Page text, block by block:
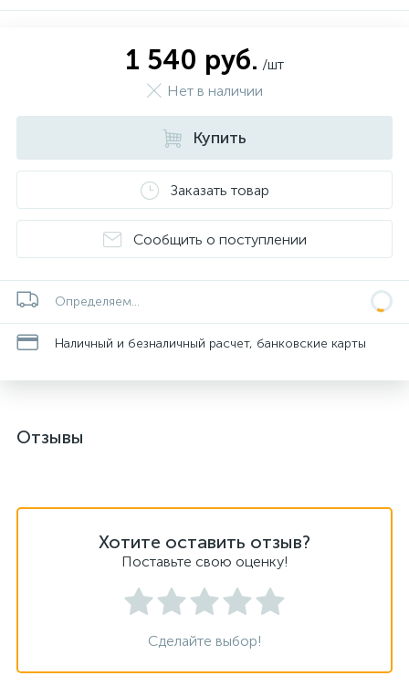
1 540 руб. /шт
Нет в наличии
Купить
Заказать товар
Сообщить о поступлении
Определяем...
Наличный и безналичный расчет, банковские карты
Отзывы
Хотите оставить отзыв?
Поставьте свою оценку!
Сделайте выбор!